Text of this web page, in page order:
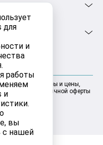
для
и
работы
и
вы
с нашей
товары и цены,
договором публичной оферты